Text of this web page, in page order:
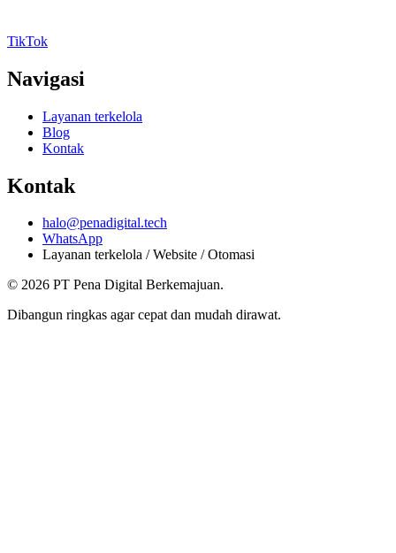
TikTok
Navigasi
Layanan terkelola
Blog
Kontak
Kontak
halo@penadigital.tech
WhatsApp
Layanan terkelola / Website / Otomasi
© 2026 PT Pena Digital Berkemajuan.
Dibangun ringkas agar cepat dan mudah dirawat.